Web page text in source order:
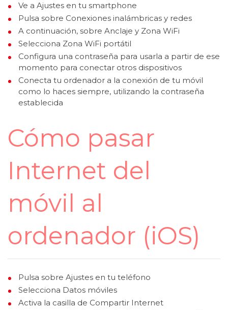
Ve a Ajustes en tu smartphone
Pulsa sobre Conexiones inalámbricas y redes
A continuación, sobre Anclaje y Zona WiFi
Selecciona Zona WiFi portátil
Configura una contraseña para usarla a partir de ese
momento para conectar otros dispositivos
Conecta tu ordenador a la conexión de tu móvil
como lo haces siempre, utilizando la contraseña
establecida
Cómo pasar
Internet del
móvil al
ordenador (iOS)
Pulsa sobre Ajustes en tu teléfono
Selecciona Datos móviles
Activa la casilla de Compartir Internet